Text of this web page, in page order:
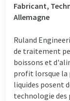
Fabricant,
Allemagne
Ruland
de traitement
boissons et
profit lorsque la
liquides posent
technologie des